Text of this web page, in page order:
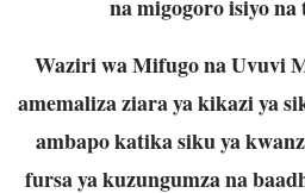
na migogoro isiyo
Waziri wa Mifugo na Uvuvi
amemaliza ziara ya kikazi ya
ambapo katika siku ya
fursa ya kuzungumza na